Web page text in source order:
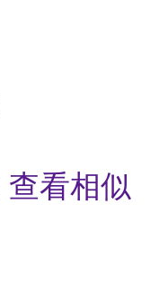
查看相似